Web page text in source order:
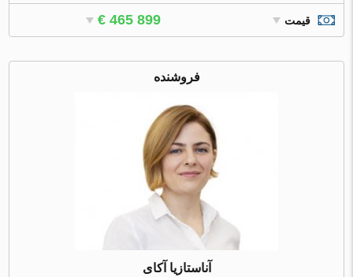
قیمت € 465 899
فروشنده
آناستازیا آکای